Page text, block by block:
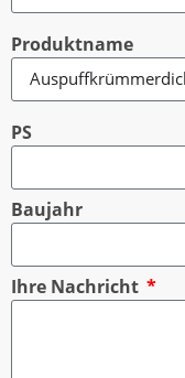
Produktname
PS
Baujahr
Ihre Nachricht